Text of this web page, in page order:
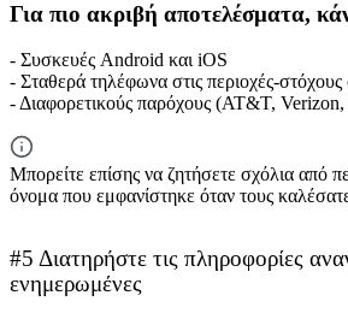
Για πιο ακριβή αποτελέσματα,
- Συσκευές Android και iOS
- Σταθερά τηλέφωνα στις περιοχές-στόχους
- Διαφορετικούς παρόχους (AT&T,
Μπορείτε επίσης να ζητήσετε σχόλια από
όνομα που εμφανίστηκε όταν τους
#5 Διατηρήστε τις πληροφορίες
ενημερωμένες